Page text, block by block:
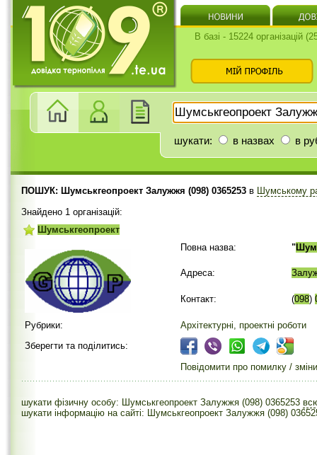
В базі - 15224 організацій
шукати: в назвах в
ПОШУК: Шумськгеопроект Залужжя (098) 0365253 в Шумському
Знайдено 1 організацій:
Шумськгеопроект
Повна назва:
"
Адреса:
Контакт: (098)
Рубрики:
Архітектурні, проектні роботи
Зберегти та поділитись:
Повідомити про помилку / зміни
шукати фізичну особу: Шумськгеопроект Залужжя (098) 0365253
шукати інформацію на сайті: Шумськгеопроект Залужжя (098)